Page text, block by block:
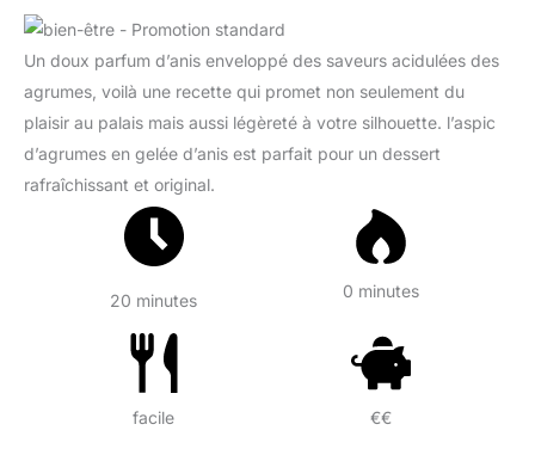
Un doux parfum d’anis enveloppé des saveurs acidulées des
agrumes, voilà une recette qui promet non seulement du
plaisir au palais mais aussi légèreté à votre silhouette. l’aspic
d’agrumes en gelée d’anis est parfait pour un dessert
rafraîchissant et original.
20 minutes 0 minutes
facile €€